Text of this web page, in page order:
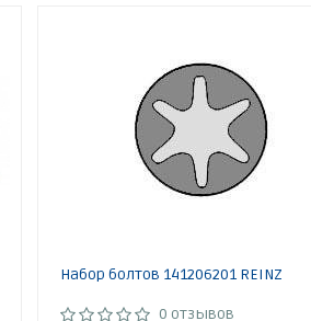
Набор болтов 141206201 REINZ
0 отзывов